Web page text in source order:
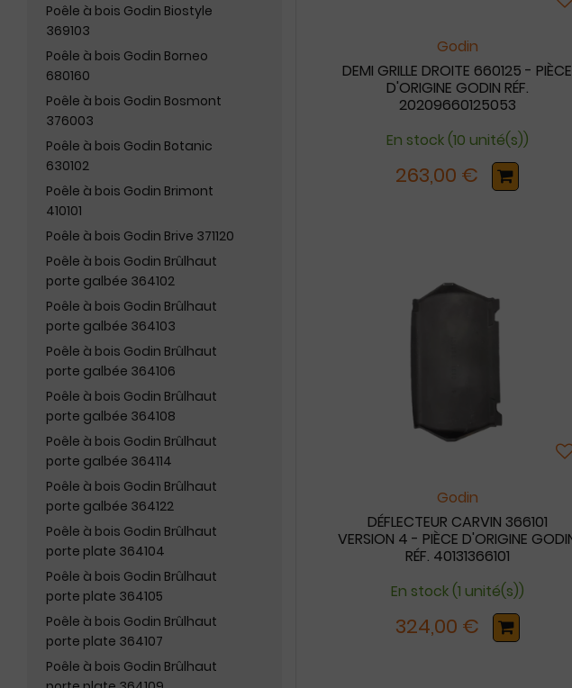
Poêle à bois Godin Biostyle
369103
Poêle à bois Godin Borneo
680160
Poêle à bois Godin Bosmont
376003
Poêle à bois Godin Botanic
630102
Poêle à bois Godin Brimont
410101
Poêle à bois Godin Brive 371120
Poêle à bois Godin Brûlhaut
porte galbée 364102
Poêle à bois Godin Brûlhaut
porte galbée 364103
Poêle à bois Godin Brûlhaut
porte galbée 364106
Poêle à bois Godin Brûlhaut
porte galbée 364108
Poêle à bois Godin Brûlhaut
porte galbée 364114
Poêle à bois Godin Brûlhaut
porte galbée 364122
Poêle à bois Godin Brûlhaut
porte plate 364104
Poêle à bois Godin Brûlhaut
porte plate 364105
Poêle à bois Godin Brûlhaut
porte plate 364107
Poêle à bois Godin Brûlhaut
Godin
DEMI GRILLE DROITE 660125 - PIÈCE
D'ORIGINE GODIN RÉF.
20209660125053
En stock (10 unité(s))
263,00 €
Godin
DÉFLECTEUR CARVIN 366101
VERSION 4 - PIÈCE D'ORIGINE
RÉF. 40131366101
En stock (1 unité(s))
324,00 €